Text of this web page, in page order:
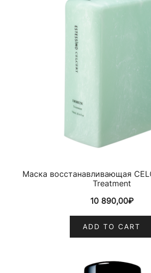
Маска восстанавливающая
Treatment
10 890,00₽
ADD TO CART